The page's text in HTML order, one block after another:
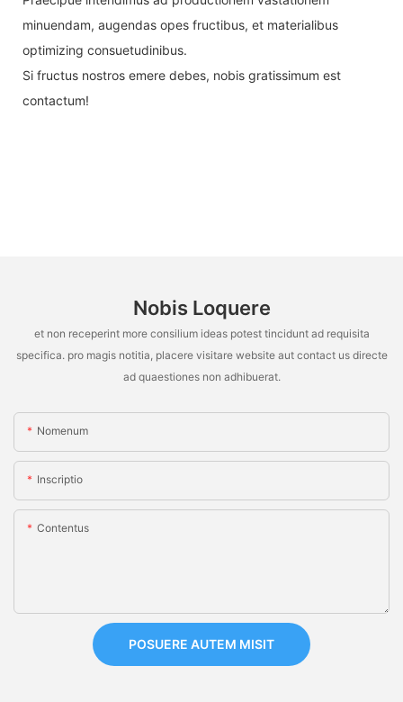
minuendam, augendas opes fructibus, et materialibus
optimizing consuetudinibus.
Si fructus nostros emere debes, nobis gratissimum est
contactum!
Nobis Loquere
et non receperint more consilium ideas potest tincidunt ad requisita
specifica. pro magis notitia, placere visitare website aut contact us directe
ad quaestiones non adhibuerat.
Nomenum
Inscriptio
Contentus
POSUERE AUTEM MISIT